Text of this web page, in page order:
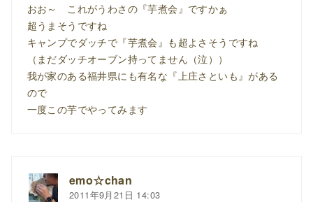
おお～ これがうわさの『芋煮会』ですかぁ
超うまそうですね
キャンプでダッチで『芋煮会』も超よさそうですね
（まだダッチオーブン持ってません（泣））
我が家のある福井県にも有名な『上庄さといも』がある
ので
一度この芋でやってみます
emo☆chan
2011年9月21日 14:03